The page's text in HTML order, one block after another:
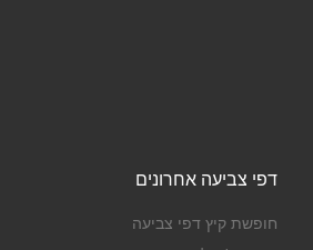
דפי צביעה אחרונים
חופשת קיץ דפי צביעה